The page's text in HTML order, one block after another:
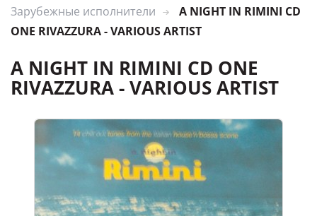
Зарубежные исполнители
A NIGHT IN RIMINI CD
ONE RIVAZZURA - VARIOUS ARTIST
A NIGHT IN RIMINI CD ONE
RIVAZZURA - VARIOUS ARTIST